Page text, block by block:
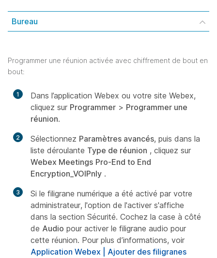
Bureau
Programmer une réunion activée avec chiffrement de bout en
bout:
1
Dans l’application Webex ou votre site Webex,
cliquez sur Programmer > Programmer une
réunion.
2 Sélectionnez Paramètres avancés, puis dans la
liste déroulante Type de réunion , cliquez sur
Webex Meetings Pro-End to End
Encryption_VOIPnly .
3
Si le filigrane numérique a été activé par votre
administrateur, l'option de l'activer s'affiche
dans la section Sécurité. Cochez la case à côté
de Audio pour activer le filigrane audio pour
cette réunion. Pour plus d’informations, voir
Application Webex | Ajouter des filigranes